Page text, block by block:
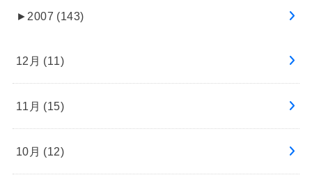
► 2007 (143)
12月 (11)
11月 (15)
10月 (12)